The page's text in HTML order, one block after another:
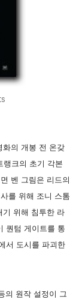
화의 개봉 전 온갖
랭크의 초기 각본
벤 그림은 리드의
를 위해 조니 스톰
기 위해 침투한 라
퀀텀 게이트를 통
서 도시를 파괴한
의 원작 설정이 그